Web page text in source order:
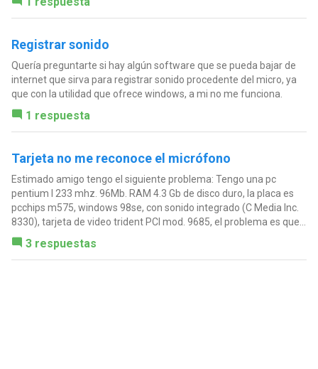
Registrar sonido
Quería preguntarte si hay algún software que se pueda bajar de
internet que sirva para registrar sonido procedente del micro, ya
que con la utilidad que ofrece windows, a mi no me funciona.
1 respuesta
Tarjeta no me reconoce el micrófono
Estimado amigo tengo el siguiente problema: Tengo una pc
pentium I 233 mhz. 96Mb. RAM 4.3 Gb de disco duro, la placa es
pcchips m575, windows 98se, con sonido integrado (C Media Inc.
8330), tarjeta de video trident PCI mod. 9685, el problema es que...
3 respuestas